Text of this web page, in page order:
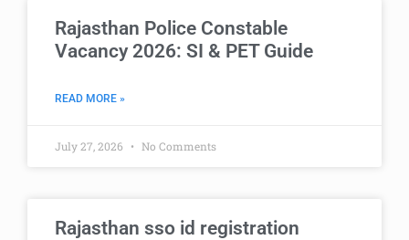
Rajasthan Police Constable
Vacancy 2026: SI & PET Guide
READ MORE »
July 27, 2026 No Comments
Rajasthan sso id registration